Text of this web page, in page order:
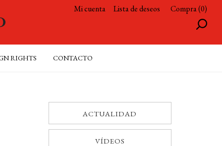
Mi cuenta Lista de deseos Compra (0)
RIGHTS CONTACTO
ACTUALIDAD
VÍDEOS